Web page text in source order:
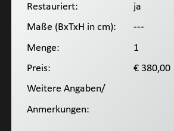
Restauriert:
Maße (BxTxH in cm):
Menge:
Preis:
Weitere Angaben/
Anmerkungen:
ja
---
1
€ 380,00